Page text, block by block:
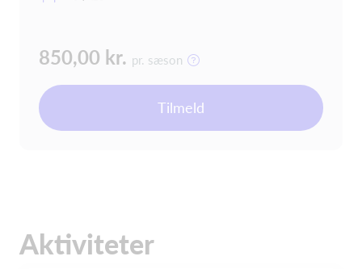
850,00 kr. pr. sæson
Tilmeld
Aktiviteter